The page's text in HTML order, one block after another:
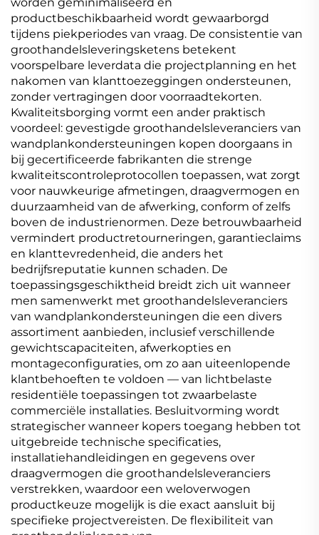
worden geminimaliseerd en
productbeschikbaarheid wordt gewaarborgd
tijdens piekperiodes van vraag. De consistentie van
groothandelsleveringsketens betekent
voorspelbare leverdata die projectplanning en het
nakomen van klanttoezeggingen ondersteunen,
zonder vertragingen door voorraadtekorten.
Kwaliteitsborging vormt een ander praktisch
voordeel: gevestigde groothandelsleveranciers van
wandplankondersteuningen kopen doorgaans in
bij gecertificeerde fabrikanten die strenge
kwaliteitscontroleprotocollen toepassen, wat zorgt
voor nauwkeurige afmetingen, draagvermogen en
duurzaamheid van de afwerking, conform of zelfs
boven de industrienormen. Deze betrouwbaarheid
vermindert productretourneringen, garantieclaims
en klanttevredenheid, die anders het
bedrijfsreputatie kunnen schaden. De
toepassingsgeschiktheid breidt zich uit wanneer
men samenwerkt met groothandelsleveranciers
van wandplankondersteuningen die een divers
assortiment aanbieden, inclusief verschillende
gewichtscapaciteiten, afwerkopties en
montageconfiguraties, om zo aan uiteenlopende
klantbehoeften te voldoen — van lichtbelaste
residentiële toepassingen tot zwaarbelaste
commerciële installaties. Besluitvorming wordt
strategischer wanneer kopers toegang hebben tot
uitgebreide technische specificaties,
installatiehandleidingen en gegevens over
draagvermogen die groothandelsleveranciers
verstrekken, waardoor een weloverwogen
productkeuze mogelijk is die exact aansluit bij
specifieke projectvereisten. De flexibiliteit van